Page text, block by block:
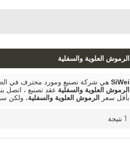
الرموش العلوية والسفلية
SiWei هي شركة تصنيع ومورد محترف في
الرموش العلوية والسفلية عقد تصنيع ، اتصل
بأقل سعر
الرموش العلوية والسفلية، ولكن
1 نتيجة